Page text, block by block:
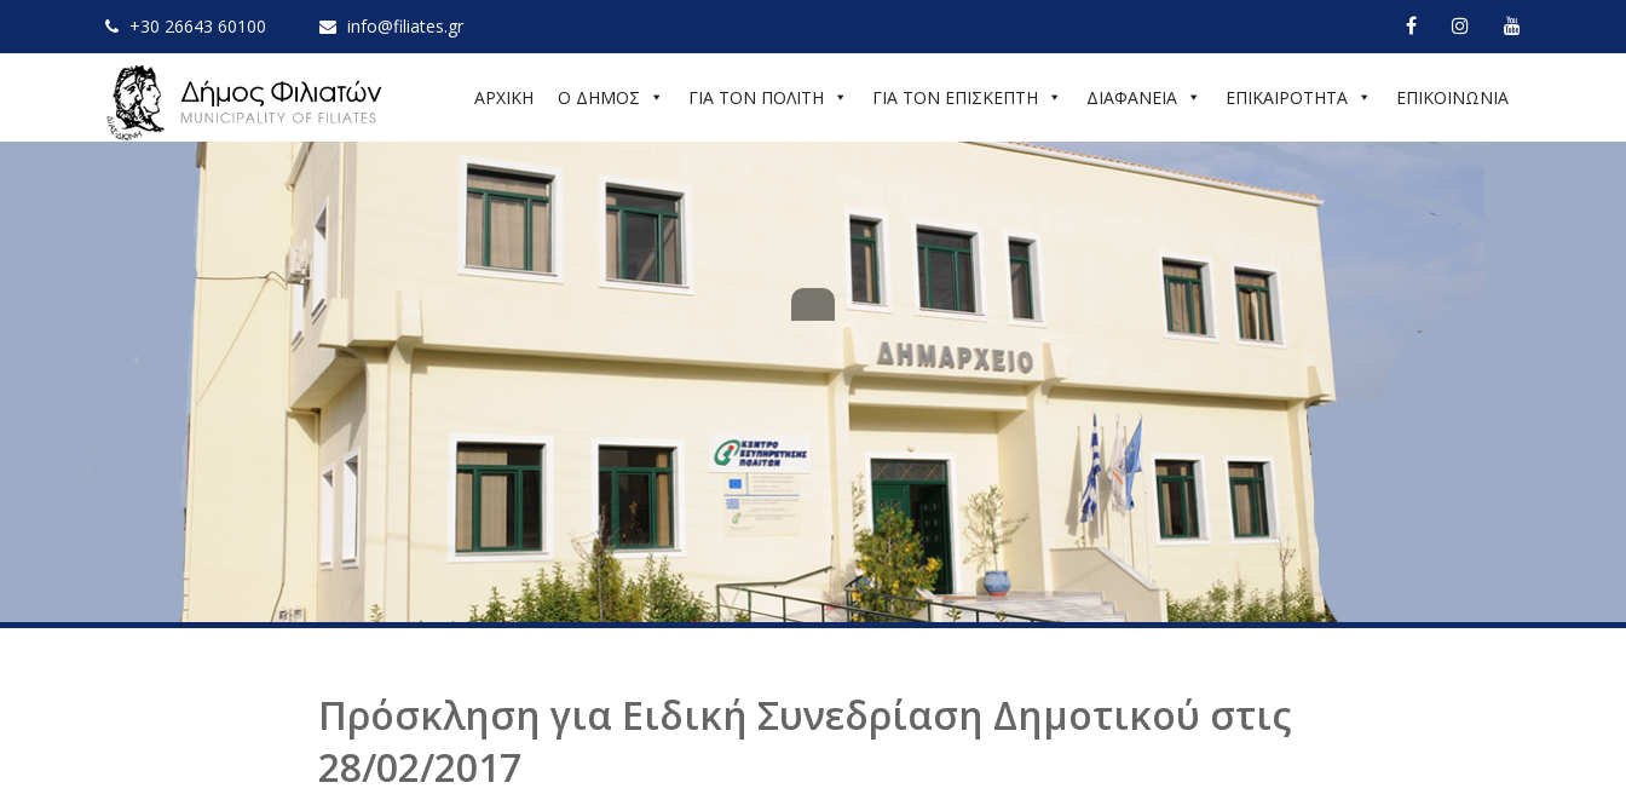
+30 26643 60100 info@filiates.gr
ΑΡΧΙΚΗ Ο ΔΗΜΟΣ ΓΙΑ ΤΟΝ ΠΟΛΙΤΗ ΓΙΑ ΤΟΝ ΕΠΙΣΚΕΠΤΗ ΔΙΑΦΑΝΕΙΑ ΕΠΙΚΑΙΡΟΤΗΤΑ ΕΠΙΚΟΙΝΩΝΙΑ
Πρόσκληση για Ειδική Συνεδρίαση Δημοτικού στις
28/02/2017